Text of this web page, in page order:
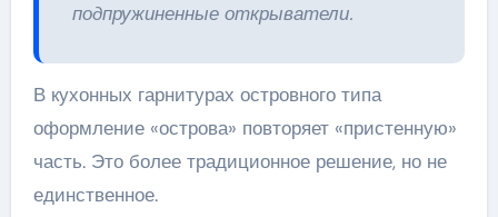
подпружиненные открыватели.
В кухонных гарнитурах островного типа
оформление «острова» повторяет «пристенную»
часть. Это более традиционное решение, но не
единственное.